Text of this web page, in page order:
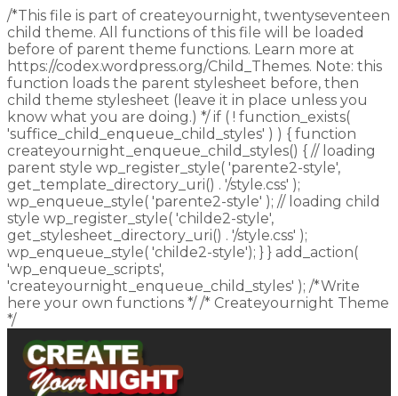
/*This file is part of createyournight, twentyseventeen
child theme. All functions of this file will be loaded
before of parent theme functions. Learn more at
https://codex.wordpress.org/Child_Themes. Note: this
function loads the parent stylesheet before, then
child theme stylesheet (leave it in place unless you
know what you are doing.) */ if ( ! function_exists(
'suffice_child_enqueue_child_styles' ) ) { function
createyournight_enqueue_child_styles() { // loading
parent style wp_register_style( 'parente2-style',
get_template_directory_uri() . '/style.css' );
wp_enqueue_style( 'parente2-style' ); // loading child
style wp_register_style( 'childe2-style',
get_stylesheet_directory_uri() . '/style.css' );
wp_enqueue_style( 'childe2-style'); } } add_action(
'wp_enqueue_scripts',
'createyournight_enqueue_child_styles' ); /*Write
here your own functions */ /* Createyournight Theme
*/